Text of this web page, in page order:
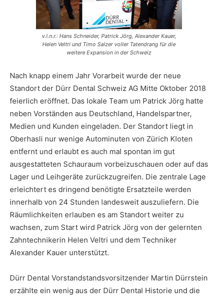
v.l.n.r.: Hans Schneider, Patrick Jörg, Alexander Kauer,
Helen Veltri und Timo Salzer voller Tatendrang für die
weitere Expansion in der Schweiz
Nach knapp einem Jahr Vorarbeit wurde der neue
Standort der Dürr Dental Schweiz AG Mitte Oktober 2018
feierlich eröffnet. Das lokale Team um Patrick Jörg hatte
neben Vorständen aus Deutschland, Handelspartner,
Medien und Kunden eingeladen. Der Standort liegt in
Oberhasli nur wenige Autominuten von Zürich Kloten
entfernt und erlaubt es auch mal spontan im gut
ausgestatteten Schauraum vorbeizuschauen oder auf das
Lager und Leihgeräte zurückzugreifen. Die zentrale Lage
erleichtert es dringend benötigte Ersatzteile werden
innerhalb von 24 Stunden landesweit auszuliefern. Die
Räumlichkeiten erlauben es am Standort weiter zu
wachsen, zum Start wird Patrick Jörg von der gelernten
Zahntechnikerin Helen Veltri und dem Techniker
Alexander Kauer unterstützt.
Dürr Dental Vorstandstandsvorsitzender Martin Dürrstein
erzählte ein wenig aus der Dürr Dental Historie und die